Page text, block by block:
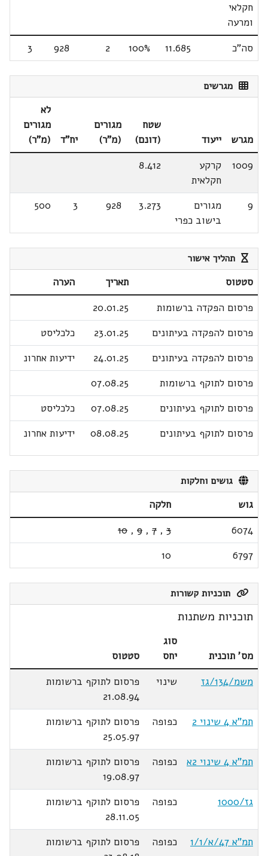
חקלאי
ומרעה
סה"כ 11.685
100%
2
928
3
מגרשים
מגרש ייעוד
שטח
(דונם)
מגורים
(מ"ר)
יח"ד
לא
מגורים
(מ"ר)
1009
קרקע
חקלאית
8.412
9
מגורים
בישוב כפרי
3.273
928
3
500
תהליך אישור
סטטוס תאריך
הערה
פרסום הפקדה ברשומות
20.01.25
פרסום להפקדה בעיתונים
23.01.25
כלכליסט
פרסום להפקדה בעיתונים
24.01.25
ידיעות אחרונ
פרסום לתוקף ברשומות
07.08.25
פרסום לתוקף בעיתונים
07.08.25
כלכליסט
פרסום לתוקף בעיתונים
08.08.25 ידיעות אחרונ
גושים וחלקות
גוש
חלקה
6074
3
,
7
,
9
,
10
6797
10
תוכניות קשורות
תוכניות משתנות
מס' תוכנית
סוג
יחס
סטטוס
משמ/134/גז
שינוי
פרסום לתוקף ברשומות
21.08.94
תמ"א 4 שינוי 2
כפופה
פרסום לתוקף ברשומות
25.05.97
תמ"א 4 שינוי 2א
כפופה
פרסום לתוקף ברשומות
19.08.97
גז/1000
כפופה
פרסום לתוקף ברשומות
28.11.05
תמ"א 47/א/1/1
כפופה
פרסום לתוקף ברשומות